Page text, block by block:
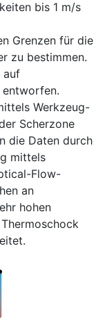
bis 1 m/s
Grenzen für die
zu bestimmen.
auf
entworfen.
Werkzeug-
Scherzone
die Daten durch
mittels
Flow-
an
hohen